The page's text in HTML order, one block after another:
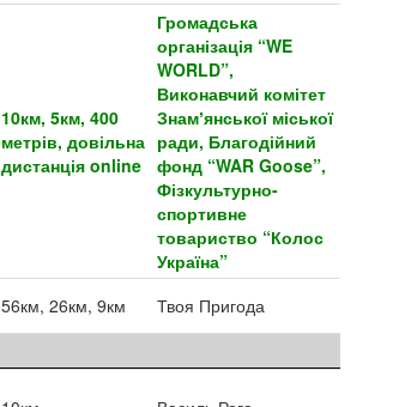
10км, 5км, 400
метрів, довільна
дистанція online
Громадська
організація “WE
WORLD”,
Виконавчий комітет
Знамʼянської міської
ради, Благодійний
фонд “WAR Goose”,
Фізкультурно-
спортивне
товариство “Колос
Україна”
56км, 26км, 9км
Твоя Пригода